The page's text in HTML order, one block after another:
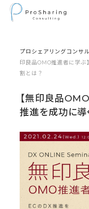
プロシェアリングコンサ
印良品OMO推進者に学
割とは？
【無印良品
推進を成功に導